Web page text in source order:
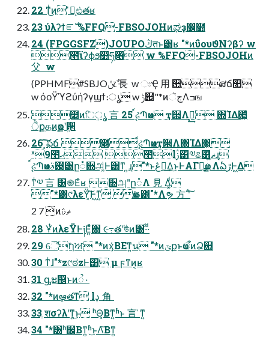
22 ͳͥ͜ͷ ̎Պ͕ඪతʁ
23 ύλʔϯೝࣝ %FFQ-FBSOJOHͷಘҙ෼໺
24 (FPGGSFZ)JOUPOڭतͱ͸ʁ "*ͷΰουϑΝʔβʔ w
೥ϊʔϕϧ෺ཧֶ৆ w %FFQ-FBSOJOHͷ
⽗  w
(PPHMF#SBJOݩ෭ࣾ ⻑  w ඃҾ ⽤ ਺ສճ௒
w όοΫϓϩύήʔγϣϯ։ൃ w ݱ୅"*ͷجૅΛߏங
೥ͷিܸൃ ⾔ 25 ์ࣹઢՊҩͷ ҭ੒Λࠓ͙͢ ΍ΊΔ΂͖ͩ
ੈքதͷҩֶքʹܹ਒
26 ͔͠͠ఫճ ೥์ࣹઢՊҩͷҭ੒Λ΍ΊΔ΂͖
ˣ9೥ޙ ೥lࢲ͸༧ଌ͸ޡ͍ͬͯͨɻ
์ࣹઢՊҩͷ࢓ࣄ͸ը૾਍அ͚ͩͰ͸ͳ ͍ɻ"*ͱڠಇ͢Δ͜ͱͰΑΓྑ͍ҩྍ ΛఏڙͰ͖Δ
ͳͥ༧ ⾔ ͸֎Εͨʁ ਍அʺը૾Λ ⾒ Δ͚ͩ
"*͸୯λεΫ͔͠Ͱ͖ͳ͍ ҩࢣ͸"*Λຯ ⽅ ʹͨ͠
2 7 ͭͷޡࢉ
28 ҰͭͷλεΫͰ༏Ε͍ͯͯ΋ ૯߹తʹউͭͷ͸·ͩ·ͩ
29 ୈ෦ɿਅ࣮ "*ͷӽ͑ΒΕͳ͍น "*ͷݶքͱҩऀͷՁ஋
30 ͳͥɺ"*z୯ಠzͰ͸ μ ϝͳͷ͔ʁ
31 ᶃະ஌ͱͷૺ۰
32 "*ͷܾఆతͳ lࢮ ⾓ 
33 ֶशσʔλʹͳ͍͜ͱ ʰΘ͔Βͳ͍ʱͱ ⾔ ͑ͳ͍
34 "*͸ʰ஌Βͳ͍ʱ͜ͱΛ͠Βͳ͍